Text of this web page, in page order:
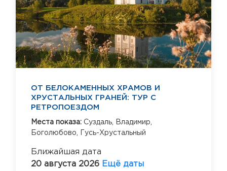
ОТ БЕЛОКАМЕННЫХ ХРАМОВ И
ХРУСТАЛЬНЫХ ГРАНЕЙ: ТУР С
РЕТРОПОЕЗДОМ
Места показа: Суздаль,
Владимир,
Боголюбово,
Гусь-Хрустальный
Ближайшая дата
20 августа 2026 Ещё даты